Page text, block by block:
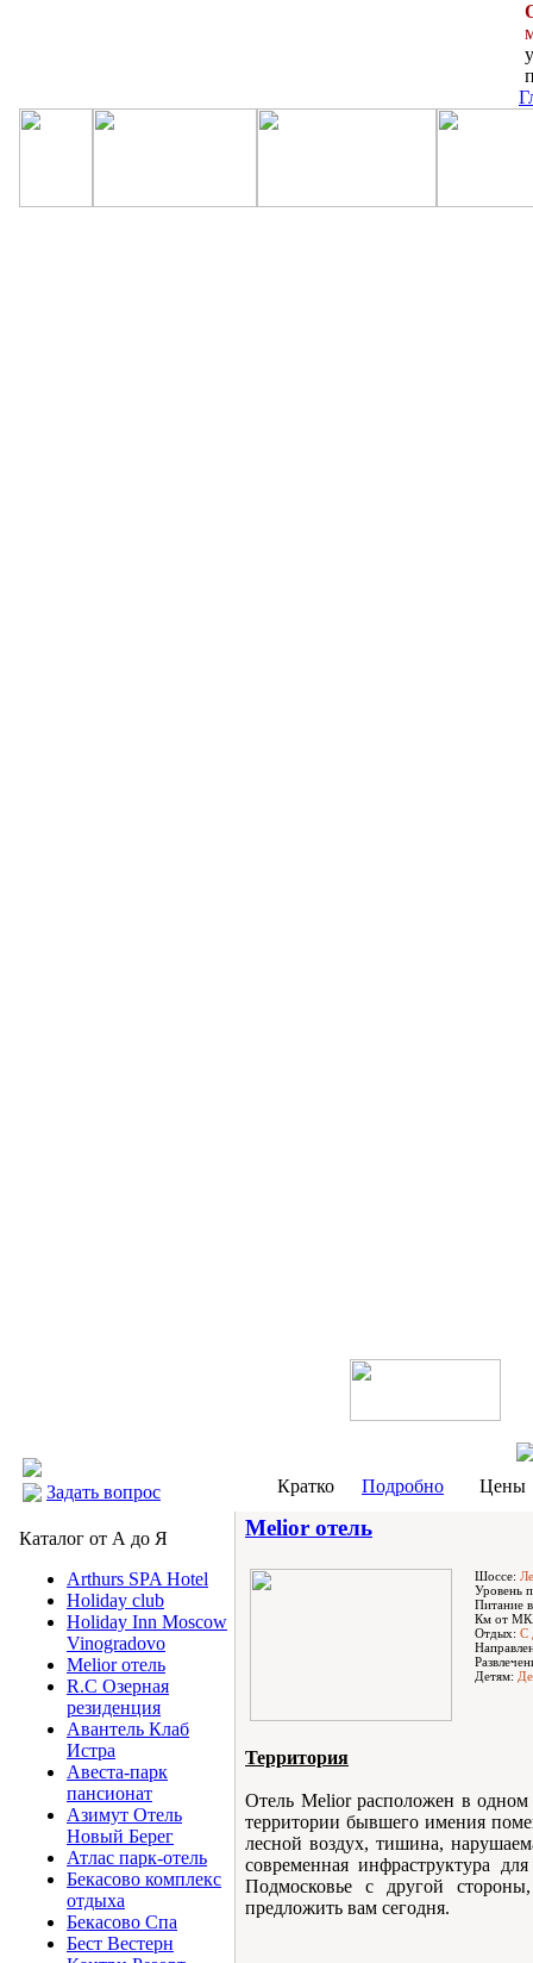
Задать вопрос
Каталог от А до Я
Arthurs SPA Hotel
Holiday club
Holiday Inn Moscow
Vinogradovo
Melior отель
R.C Озерная
резиденция
Авантель Клаб
Истра
Авеста-парк
пансионат
Азимут Отель
Новый Берег
Атлас парк-отель
Бекасово комплекс
отдыха
Бекасово Спа
Бест Вестерн
Кратко Подробно Цены
Melior отель
Шоссе:
Уровень
Питание
Км от
Отдых: С
Детям:
Территория
Отель Melior расположен в
территории бывшего имения
лесной воздух, тишина,
современная инфраструктура
Подмосковье с другой
предложить вам сегодня.